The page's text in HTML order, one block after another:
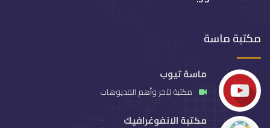
مكتبة ماسة
ماسة تيوب
مكتبة لآخر وأهم الفديوهات
مكتبة الانفوغرافيك